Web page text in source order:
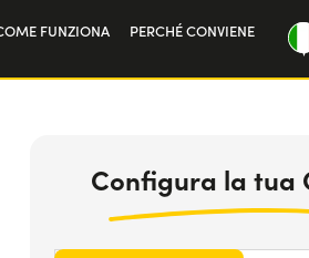
FUNZIONA PERCHÉ CONVIENE
Configura la tua